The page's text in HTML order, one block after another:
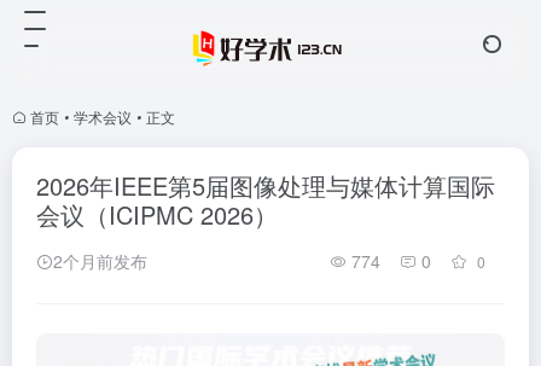
首页 • 学术会议 • 正文
2026年IEEE第5届图像处理与媒体计算国际
会议（ICIPMC 2026）
2个月前发布 774 0 0